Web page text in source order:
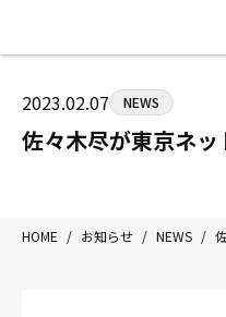
HOME
ジムについて
トレーニング
入会案内
2023.02.07 NEWS
佐々木尽が東京ネッ
HOME / お知らせ / NEWS /